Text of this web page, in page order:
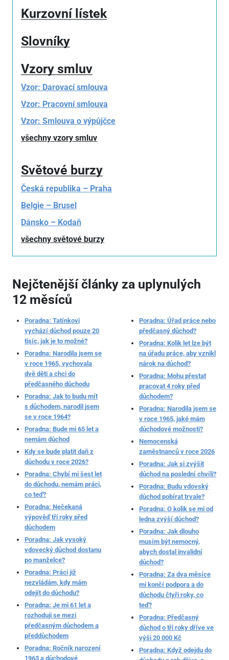
Kurzovní lístek
Slovníky
Vzory smluv
Vzor: Darovací smlouva
Vzor: Pracovní smlouva
Vzor: Smlouva o výpůjčce
všechny vzory smluv
Světové burzy
Česká republika – Praha
Belgie – Brusel
Dánsko – Kodaň
všechny světové burzy
Nejčtenější články za uplynulých
12 měsíců
Poradna: Tatínkovi
vychází důchod pouze 20
tisíc, jak je to možné?
Poradna: Narodila jsem se
v roce 1965, vychovala
dvě děti a chci do
předčasného důchodu
Poradna: Jak to budu mít
s důchodem, narodil jsem
se v roce 1964?
Poradna: Bude mi 65 let a
nemám důchod
Kdy se bude platit daň z
důchodu v roce 2026?
Poradna: Chybí mi šest let
do důchodu, nemám práci,
co teď?
Poradna: Nečekaná
výpověď tři roky před
důchodem
Poradna: Jak vysoký
vdovecký důchod dostanu
po manželce?
Poradna: Práci již
nezvládám, kdy mám
odejít do důchodu?
Poradna: Je mi 61 let a
rozhoduji se mezi
předčasným důchodem a
předdůchodem
Poradna: Ročník narození
1963 a důchodové
Poradna: Úřad práce nebo
předčasný důchod?
Poradna: Kolik let lze být
na úřadu práce, aby vznikl
nárok na důchod?
Poradna: Mohu přestat
pracovat 4 roky před
důchodem?
Poradna: Narodila jsem se
v roce 1965, jaké mám
důchodové možnosti?
Nemocenská
zaměstnanců v roce 2026
Poradna: Jak si zvýšit
důchod na poslední chvíli?
Poradna: Budu vdovský
důchod pobírat trvale?
Poradna: O kolik se mi od
ledna zvýší důchod?
Poradna: Jak dlouho
musím být nemocný,
abych dostal invalidní
důchod?
Poradna: Za dva měsíce
mi končí podpora a do
důchodu čtyři roky, co
teď?
Poradna: Předčasný
důchod o tři roky dříve ve
výši 20 000 Kč
Poradna: Když odejdu do